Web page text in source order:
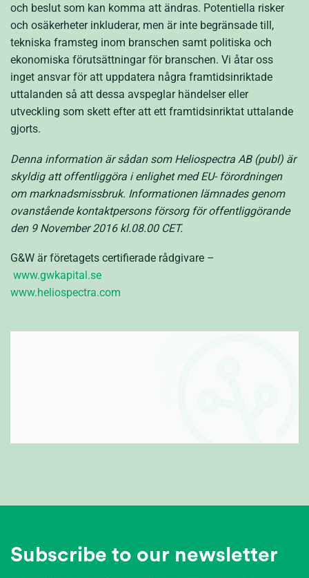
och beslut som kan komma att ändras. Potentiella risker
och osäkerheter inkluderar, men är inte begränsade till,
tekniska framsteg inom branschen samt politiska och
ekonomiska förutsättningar för branschen. Vi åtar oss
inget ansvar för att uppdatera några framtidsinriktade
uttalanden så att dessa avspeglar händelser eller
utveckling som skett efter att ett framtidsinriktat uttalande
gjorts.
Denna information är sådan som Heliospectra AB (publ) är
skyldig att offentliggöra i enlighet med EU- förordningen
om marknadsmissbruk. Informationen lämnades genom
ovanstående kontaktpersons försorg för offentliggörande
den 9 November 2016 kl.08.00 CET.
G&W är företagets certifierade rådgivare –
www.gwkapital.se
www.heliospectra.com
Subscribe to our newsletter